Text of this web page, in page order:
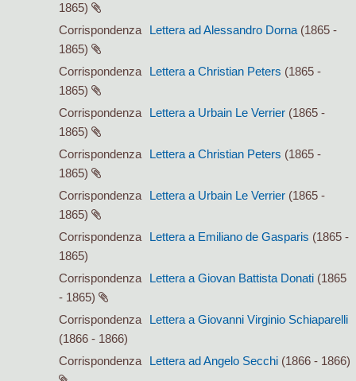
1865)
Corrispondenza
Lettera ad Alessandro Dorna (1865 -
1865)
Corrispondenza
Lettera a Christian Peters (1865 -
1865)
Corrispondenza
Lettera a Urbain Le Verrier (1865 -
1865)
Corrispondenza
Lettera a Christian Peters (1865 -
1865)
Corrispondenza
Lettera a Urbain Le Verrier (1865 -
1865)
Corrispondenza
Lettera a Emiliano de Gasparis (1865 -
1865)
Corrispondenza
Lettera a Giovan Battista Donati (1865
- 1865)
Corrispondenza
Lettera a Giovanni Virginio Schiaparelli
(1866 - 1866)
Corrispondenza
Lettera ad Angelo Secchi (1866 - 1866)